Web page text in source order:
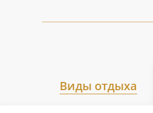
Виды отдыха